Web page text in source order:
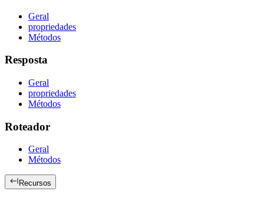
Geral
propriedades
Métodos
Resposta
Geral
propriedades
Métodos
Roteador
Geral
Métodos
Recursos